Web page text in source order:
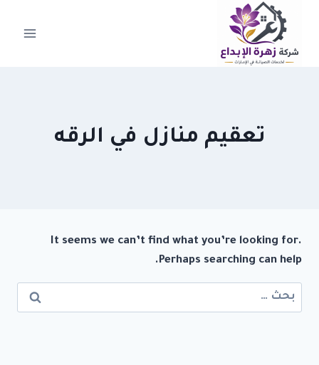
التجاوز
المحتوى
تعقيم منازل في الرقه
It seems we can’t find what you’re looking for.
Perhaps searching can help.
البحث
عن: